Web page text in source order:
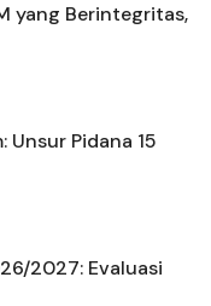
yang Berintegritas,
Unsur Pidana 15
2027: Evaluasi